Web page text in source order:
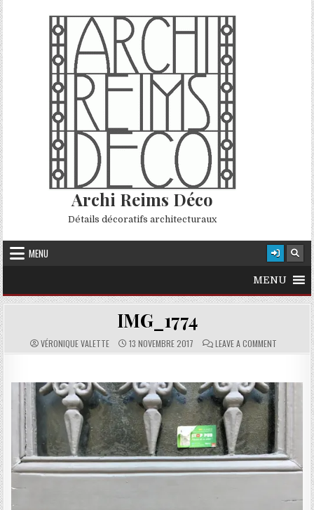
Skip to content
Archi Reims Déco
Détails décoratifs architecturaux
MENU
MENU
IMG_1774
AUTHOR:
VÉRONIQUE VALETTE PUBLISHED DATE:
13 NOVEMBRE 2017 COMMENTS:
LEAVE A COMMENT ON